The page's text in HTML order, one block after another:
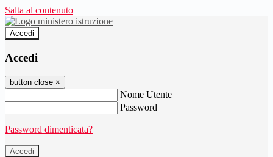
Salta al contenuto
Accedi
Accedi
button close ×
Nome Utente
Password
Password dimenticata?